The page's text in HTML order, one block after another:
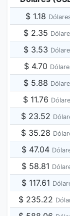
$ 1.18
$ 2.35
$ 3.53
$ 4.70
$ 5.88
$ 11.76
$ 23.52
$ 35.28
$ 47.04
$ 58.81
$ 117.61
$ 235.22